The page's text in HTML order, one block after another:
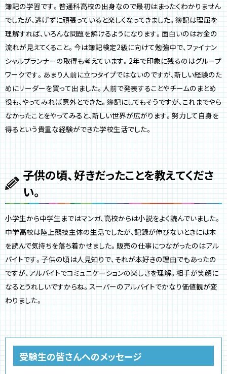
簿記の学習です。普通科高校の出身なので最初はまったくわかりません
でしたが、逃げずに頑張っていると楽しくなってきました。簿記は理屈を
理解すれば、いろんな問題を解けるようになります。面白いのはお金の
流れが見えてくること。今は簿記検定2級に向けて勉強中で、ファイナン
シャルプランナーの取得も考えています。2年で印象に残るのはグループ
ワークです。あまり人前に立つタイプではないのですが、新しい経験のた
めにリーダーを買って出ました。人前で発表することやチームのまとめ
役も、やってみれば意外とできた。簿記にしてもそうですが、これまでやら
なかったことをやってみると、新しい世界が広がります。努力して自身を
得るという貴重な経験ができた学校生活でした。
子供の頃、好きだったことを教えてくださ
い。
小学生から中学生まではマンガ、高校からは小説をよく読んでいました。
中学高校は陸上競技主体の生活でしたが、記録が伸びないときには本
を読んで気持ちを落ち着かせました。販売の仕事につながったのはアル
バイトです。子供の頃は人見知りで、それが本好きの理由でもあったの
ですが、アルバイトでコミュニケーションの楽しさを理解。相手が笑顔に
なるとうれしいですからね。スーパーのアルバイトでかなり価値観が変
わりました。
受験生の皆さんへのメッセージ